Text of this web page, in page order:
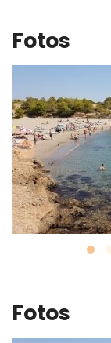
Fotos
‹
Fotos